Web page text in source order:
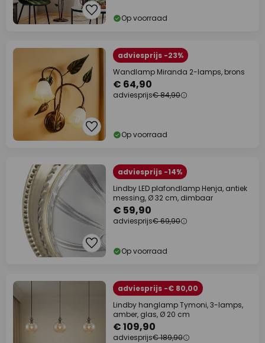
Op voorraad
adviesprijs -23%
Wandlamp Miranda 2-lamps, brons
€ 64,90
adviesprijs€ 84,90
Op voorraad
adviesprijs -14%
Lindby LED plafondlamp Henja, antiek
messing, Ø 32 cm, dimbaar
€ 59,90
adviesprijs€ 69,90
Op voorraad
adviesprijs -€ 80,00
Lindby hanglamp Tymoni, 3-lamps,
amber, glas, Ø 20 cm
€ 109,90
adviesprijs€ 189,90